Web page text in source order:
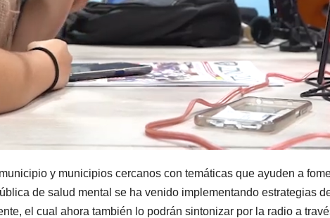
y municipios cercanos con temáticas que ayuden a
de salud mental se ha venido implementando estrategias
el cual ahora también lo podrán sintonizar por la radio a